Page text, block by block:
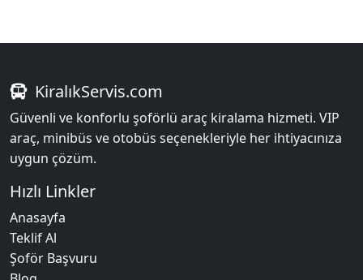
KiralıkServis.com
Güvenli ve konforlu şoförlü araç kiralama hizmeti. VIP
araç, minibüs ve otobüs seçenekleriyle her ihtiyacınıza
uygun çözüm.
Hızlı Linkler
Anasayfa
Teklif Al
Şoför Başvuru